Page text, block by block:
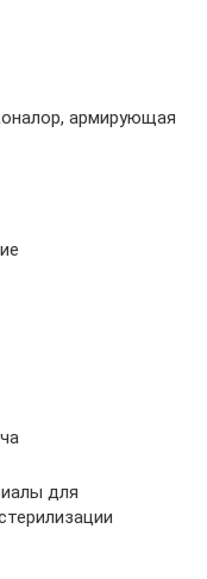
армирующая
для